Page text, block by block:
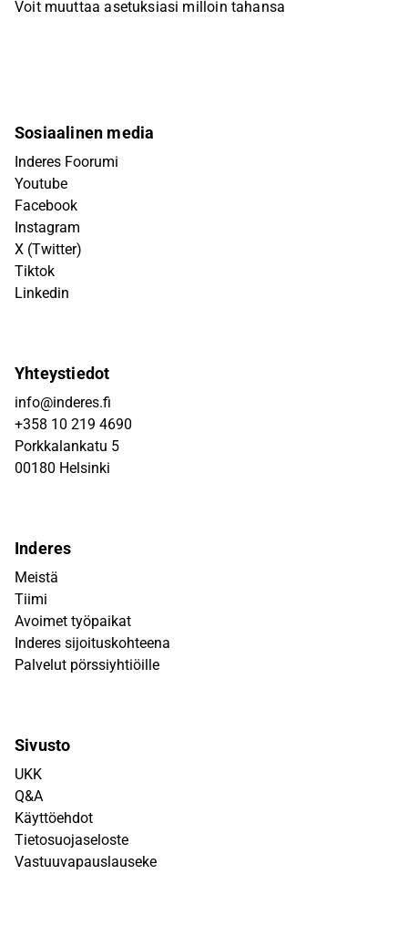
Voit muuttaa asetuksiasi milloin tahansa
Sosiaalinen media
Inderes Foorumi
Youtube
Facebook
Instagram
X (Twitter)
Tiktok
Linkedin
Yhteystiedot
info@inderes.fi
+358 10 219 4690
Porkkalankatu 5
00180 Helsinki
Inderes
Meistä
Tiimi
Avoimet työpaikat
Inderes sijoituskohteena
Palvelut pörssiyhtiöille
Sivusto
UKK
Q&A
Käyttöehdot
Tietosuojaseloste
Vastuuvapauslauseke